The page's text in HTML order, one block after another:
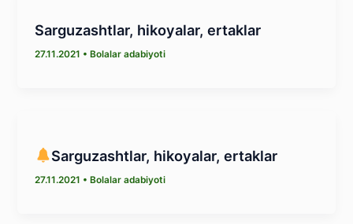
Sarguzashtlar, hikoyalar, ertaklar
27.11.2021 • Bolalar adabiyoti
Sarguzashtlar, hikoyalar, ertaklar
27.11.2021 •Bolalar adabiyoti